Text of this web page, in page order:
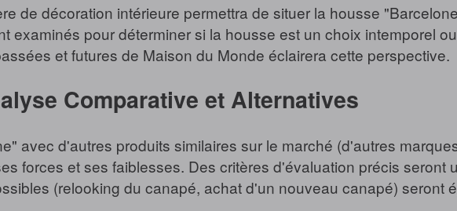
de décoration intérieure permettra de situer la housse
examinés pour déterminer si la housse est un choix intemporel
et futures de Maison du Monde éclairera cette perspective.
Comparative et Alternatives
avec d'autres produits similaires sur le marché (d'autres
forces et ses faiblesses. Des critères d'évaluation précis seront
(relooking du canapé, achat d'un nouveau canapé) seront